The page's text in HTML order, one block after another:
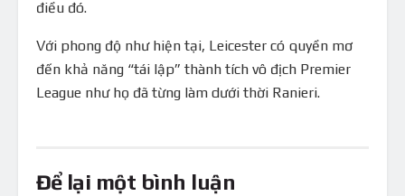
điều đó.
Với phong độ như hiện tại, Leicester có quyền mơ
đến khả năng “tái lập” thành tích vô địch Premier
League như họ đã từng làm dưới thời Ranieri.
Để lại một bình luận